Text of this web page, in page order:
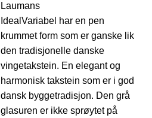
Laumans
IdealVariabel har en pen
krummet form som er ganske lik
den tradisjonelle danske
vingetakstein. En elegant og
harmonisk takstein som er i god
dansk byggetradisjon. Den grå
glasuren er ikke sprøytet på